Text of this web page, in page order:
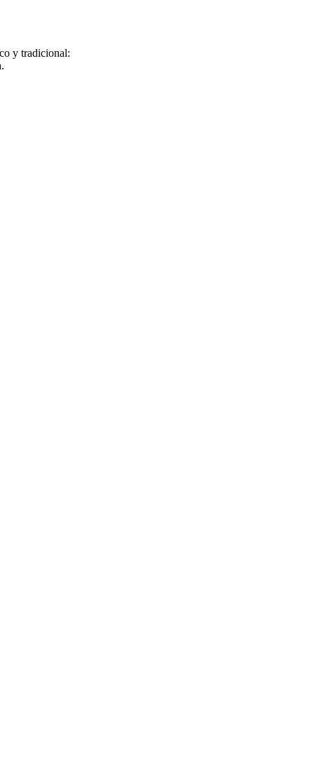
y tradicional: